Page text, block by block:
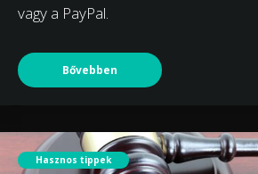
vagy a PayPal.
Bővebben
Hasznos tippek